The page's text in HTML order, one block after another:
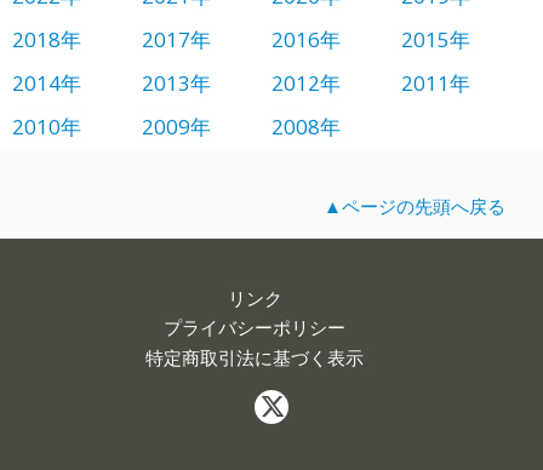
2018年
2017年 2016年
2015年
2014年
2013年 2012年
2011年
2010年
2009年 2008年
▲ページの先頭へ戻る
リンク
プライバシーポリシー
特定商取引法に基づく表示